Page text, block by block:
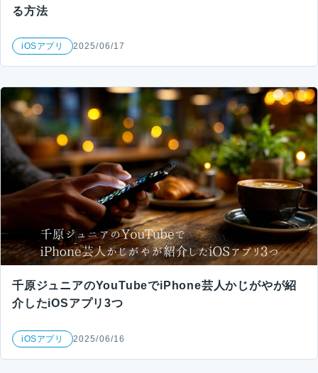
る方法
iOSアプリ 2025/06/17
千原ジュニアのYouTubeでiPhone芸人かじがやが紹
介したiOSアプリ3つ
iOSアプリ 2025/06/16